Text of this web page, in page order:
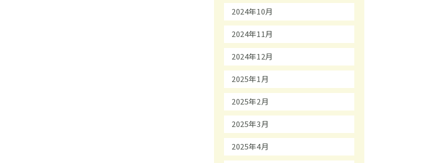
2024年10月
2024年11月
2024年12月
2025年1月
2025年2月
2025年3月
2025年4月